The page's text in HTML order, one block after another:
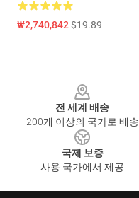
₩2,740,842$19.89
전 세계 배송
200개 이상의 국가로 배송
국제 보증
사용 국가에서 제공